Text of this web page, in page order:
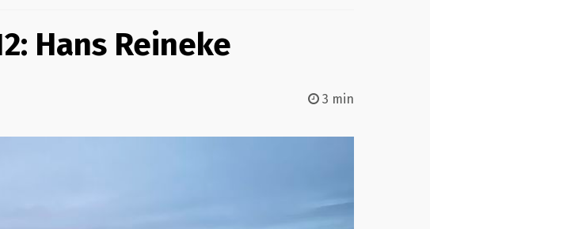
Hans Reineke
3 min